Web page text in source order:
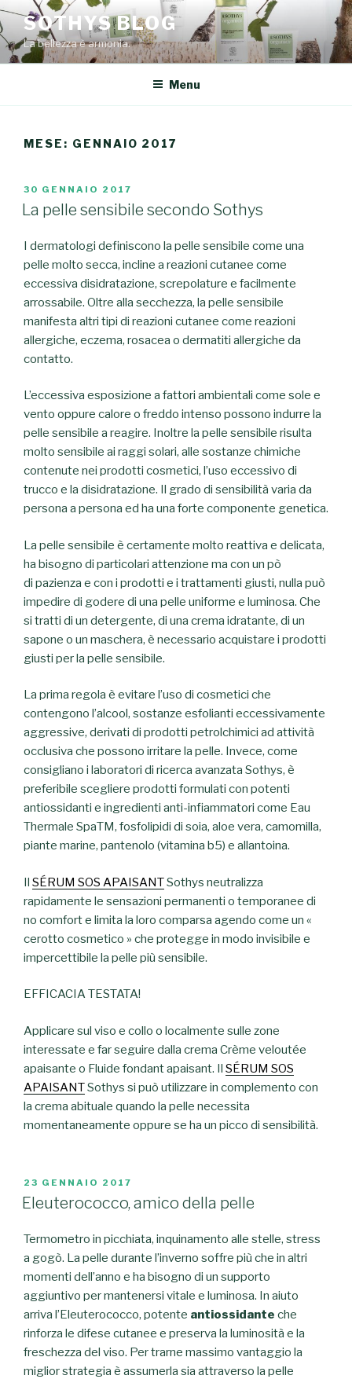
Salta
al
contenuto
SOTHYS BLOG
La bellezza è armonia.
Menu
MESE: GENNAIO 2017
PUBBLICATO
IL
30 GENNAIO 2017
La pelle sensibile secondo Sothys
I dermatologi definiscono la pelle sensibile come una
pelle molto secca, incline a reazioni cutanee come
eccessiva disidratazione, screpolature e facilmente
arrossabile. Oltre alla secchezza, la pelle sensibile
manifesta altri tipi di reazioni cutanee come reazioni
allergiche, eczema, rosacea o dermatiti allergiche da
contatto.
L’eccessiva esposizione a fattori ambientali come sole e
vento oppure calore o freddo intenso possono indurre la
pelle sensibile a reagire. Inoltre la pelle sensibile risulta
molto sensibile ai raggi solari, alle sostanze chimiche
contenute nei prodotti cosmetici, l’uso eccessivo di
trucco e la disidratazione. Il grado di sensibilità varia da
persona a persona ed ha una forte componente genetica.
La pelle sensibile è certamente molto reattiva e delicata,
ha bisogno di particolari attenzione ma con un pò
di pazienza e con i prodotti e i trattamenti giusti, nulla può
impedire di godere di una pelle uniforme e luminosa. Che
si tratti di un detergente, di una crema idratante, di un
sapone o un maschera, è necessario acquistare i prodotti
giusti per la pelle sensibile.
La prima regola è evitare l’uso di cosmetici che
contengono l’alcool, sostanze esfolianti eccessivamente
aggressive, derivati di prodotti petrolchimici ad attività
occlusiva che possono irritare la pelle. Invece, come
consigliano i laboratori di ricerca avanzata Sothys, è
preferibile scegliere prodotti formulati con potenti
antiossidanti e ingredienti anti-infiammatori come Eau
Thermale SpaTM, fosfolipidi di soia, aloe vera, camomilla,
piante marine, pantenolo (vitamina b5) e allantoina.
Il SÉRUM SOS APAISANTSothys neutralizza
rapidamente le sensazioni permanenti o temporanee di
no comfort e limita la loro comparsa agendo come un «
cerotto cosmetico » che protegge in modo invisibile e
impercettibile la pelle più sensibile.
EFFICACIA TESTATA!
Applicare sul viso e collo o localmente sulle zone
interessate e far seguire dalla crema Crème veloutée
apaisante o Fluide fondant apaisant. Il SÉRUM SOS
APAISANTSothys si può utilizzare in complemento con
la crema abituale quando la pelle necessita
momentaneamente oppure se ha un picco di sensibilità.
PUBBLICATO
IL
23 GENNAIO 2017
Eleuterococco, amico della pelle
Termometro in picchiata, inquinamento alle stelle, stress
a gogò. La pelle durante l’inverno soffre più che in altri
momenti dell’anno e ha bisogno di un supporto
aggiuntivo per mantenersi vitale e luminosa. In aiuto
arriva l’Eleuterococco, potente antiossidante che
rinforza le difese cutanee e preserva la luminosità e la
freschezza del viso. Per trarne massimo vantaggio la
miglior strategia è assumerla sia attraverso la pelle